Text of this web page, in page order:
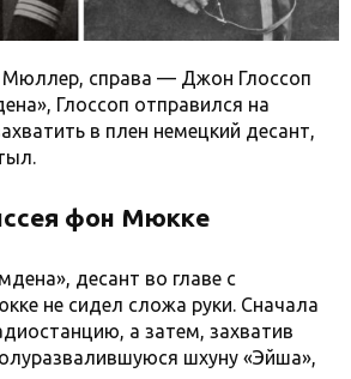
справа — Джон Глоссоп
Глоссоп отправился на
в плен немецкий десант,
фон Мюкке
десант во главе с
не сидел сложа руки. Сначала
а затем, захватив
шхуну «Эйша»,